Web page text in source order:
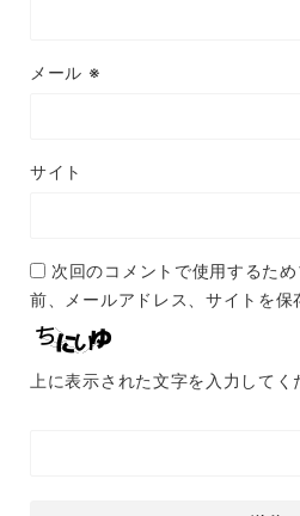
メール ※
サイト
次回のコメントで使用するた
前、メールアドレス、サイトを保
上に表示された文字を入力してく